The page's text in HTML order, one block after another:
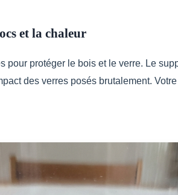
et la chaleur
pour protéger le bois et le verre. Le
des verres posés brutalement.